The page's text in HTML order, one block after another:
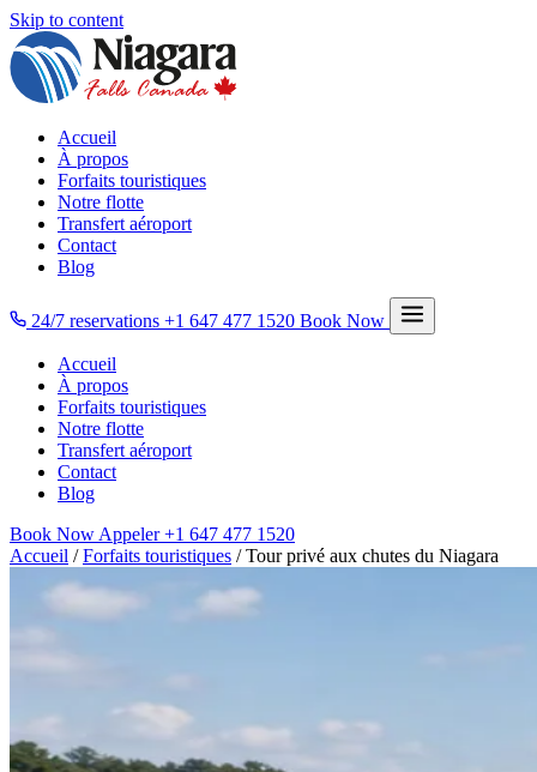
Skip to content
Accueil
À propos
Forfaits touristiques
Notre flotte
Transfert aéroport
Contact
Blog
24/7 reservations +1 647 477 1520 Book Now
Accueil
À propos
Forfaits touristiques
Notre flotte
Transfert aéroport
Contact
Blog
Book Now Appeler+1 647 477 1520
Accueil / Forfaits touristiques / Tour privé aux chutes du Niagara